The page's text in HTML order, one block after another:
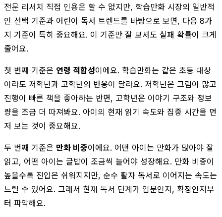
전문 리서치 직접 인용은 할 수 없지만, 학습만화 시장의 일반적
인 선택 기준과 어린이 독서 트렌드를 바탕으로 보면, 다음 8가
지 기준이 특히 중요해요. 이 기준만 잘 보셔도 실패 확률이 크게
줄어요.
첫 번째 기준은 연령 적합성이에요. 학습만화는 같은 초등 대상
이라도 저학년과 고학년의 반응이 달라요. 저학년은 그림이 많고
진행이 빠른 책을 좋아하는 반면, 고학년은 이야기 구조와 정보
량을 조금 더 따져봐요. 아이의 현재 읽기 속도와 집중 시간을 먼
저 보는 것이 중요해요.
두 번째 기준은 만화 비중이에요. 어떤 아이는 만화가 많아야 잘
읽고, 어떤 아이는 글밥이 조금씩 늘어야 성장해요. 만화 비중이
높을수록 진입은 쉬워지지만, 순수 활자 독서로 이어지는 속도는
느릴 수 있어요. 그래서 현재 독서 단계가 입문인지, 확장인지부
터 파악해요.